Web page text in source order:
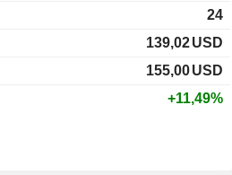
24
139,02USD
155,00USD
+11,49%